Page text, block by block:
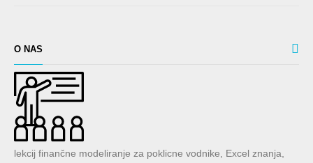
O NAS
lekcij finančne modeliranje za poklicne vodnike, Excel znanja,